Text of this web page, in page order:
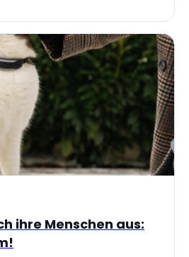
ihre Menschen aus: